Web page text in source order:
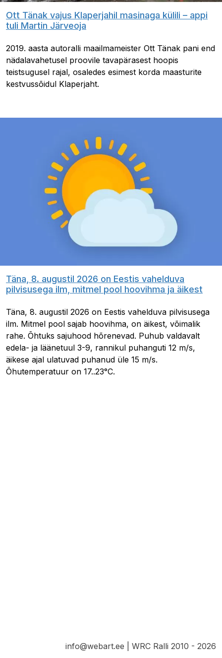
Ott Tänak vajus Klaperjahil masinaga külili – appi
tuli Martin Järveoja
2019. aasta autoralli maailmameister Ott Tänak pani end
nädalavahetusel proovile tavapärasest hoopis
teistsugusel rajal, osaledes esimest korda maasturite
kestvussõidul Klaperjaht.
Täna, 8. augustil 2026 on Eestis vahelduva
pilvisusega ilm, mitmel pool hoovihma ja äikest
Täna, 8. augustil 2026 on Eestis vahelduva pilvisusega
ilm. Mitmel pool sajab hoovihma, on äikest, võimalik
rahe. Õhtuks sajuhood hõrenevad. Puhub valdavalt
edela- ja läänetuul 3-9, rannikul puhanguti 12 m/s,
äikese ajal ulatuvad puhanud üle 15 m/s.
Õhutemperatuur on 17..23°C.
info@webart.ee | WRC Ralli 2010 - 2026